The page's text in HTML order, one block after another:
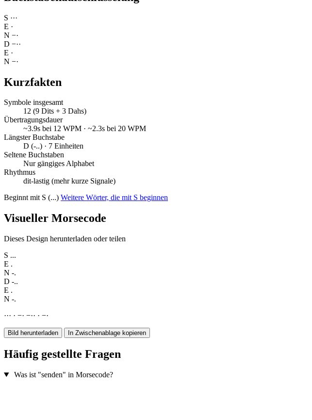
S ···
E ·
N −·
D −··
E ·
N −·
Kurzfakten
Symbole insgesamt
12 (9 Dits + 3 Dahs)
Übertragungsdauer
~3.9s bei 12 WPM · ~2.3s bei 20 WPM
Längster Buchstabe
D (-..) · 7 Einheiten
Seltene Buchstaben
Nur gängiges Alphabet
Rhythmus
dit-lastig (mehr kurze Signale)
Beginnt mit S (...) Weitere Wörter, die mit S beginnen
Visueller Morsecode
Dieses Design herunterladen oder teilen
S ...
E .
N -.
D -..
E .
N -.
··· · −· −·· · −·
Bild herunterladen In Zwischenablage kopieren
Häufig gestellte Fragen
Was ist "senden" in Morsecode?